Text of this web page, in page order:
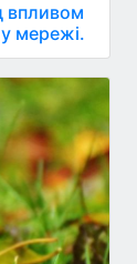
впливом
мережі.